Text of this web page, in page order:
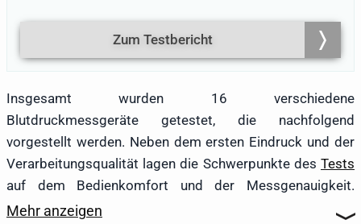
Zum Testbericht
Insgesamt wurden 16 verschiedene
Blutdruckmessgeräte getestet, die nachfolgend
vorgestellt werden. Neben dem ersten Eindruck und der
Verarbeitungsqualität lagen die Schwerpunkte des Tests
auf dem Bedienkomfort und der Messgenauigkeit.
Besonders beachtet wurde, wie sanft oder unangenehm
Mehr anzeigen